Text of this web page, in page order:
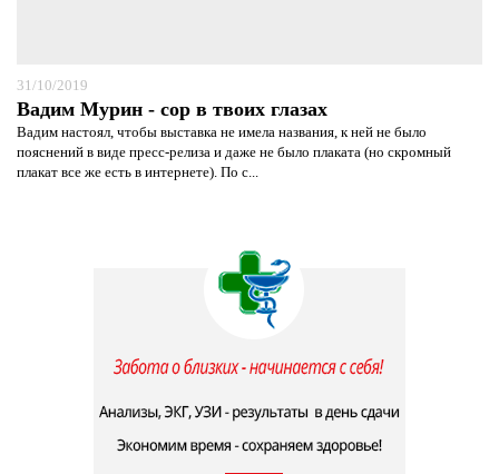
31/10/2019
Вадим Мурин - сор в твоих глазах
Вадим настоял, чтобы выставка не имела названия, к ней не было
пояснений в виде пресс-релиза и даже не было плаката (но скромный
плакат все же есть в интернете). По с...